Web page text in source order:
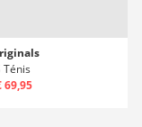
Ténis
69,95